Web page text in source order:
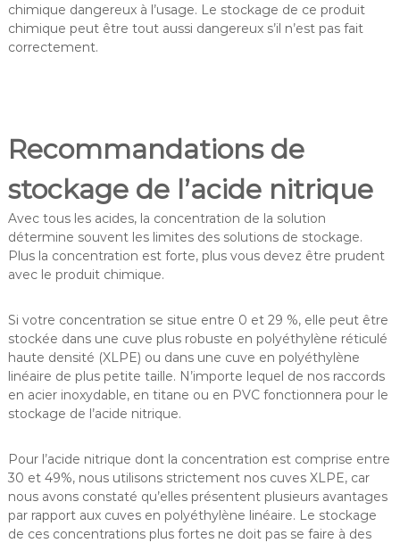
chimique dangereux à l’usage. Le stockage de ce produit
chimique peut être tout aussi dangereux s’il n’est pas fait
correctement.
Recommandations de
stockage de l’acide nitrique
Avec tous les acides, la concentration de la solution
détermine souvent les limites des solutions de stockage.
Plus la concentration est forte, plus vous devez être prudent
avec le produit chimique.
Si votre concentration se situe entre 0 et 29 %, elle peut être
stockée dans une cuve plus robuste en polyéthylène réticulé
haute densité (XLPE) ou dans une cuve en polyéthylène
linéaire de plus petite taille. N’importe lequel de nos raccords
en acier inoxydable, en titane ou en PVC fonctionnera pour le
stockage de l’acide nitrique.
Pour l’acide nitrique dont la concentration est comprise entre
30 et 49%, nous utilisons strictement nos cuves XLPE, car
nous avons constaté qu’elles présentent plusieurs avantages
par rapport aux cuves en polyéthylène linéaire. Le stockage
de ces concentrations plus fortes ne doit pas se faire à des